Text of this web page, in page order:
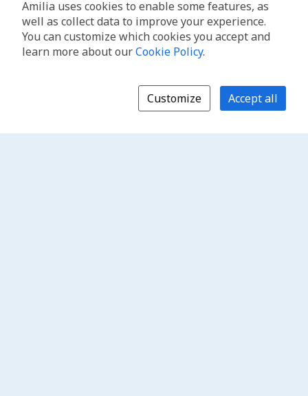
Amilia uses cookies to enable some features, as
well as collect data to improve your experience.
You can customize which cookies you accept and
learn more about ourCookie Policy.
Customize Accept all